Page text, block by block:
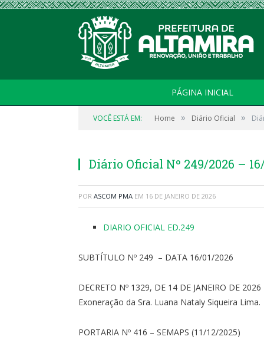
PÁGINA INICIAL
VOCÊ ESTÁ EM: Home » Diário Oficial »
Diário Oficial Nº 249/2026 –
POR ASCOM PMA EM 16 DE JANEIRO DE 2026
DIARIO OFICIAL ED.249
SUBTÍTULO Nº 249 – DATA 16/01/2026
DECRETO Nº 1329, DE 14 DE JANEIRO DE 2026
Exoneração da Sra. Luana Nataly Siqueira Lima.
PORTARIA Nº 416 – SEMAPS (11/12/2025)